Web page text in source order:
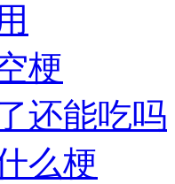
梗
还能吃吗
么梗